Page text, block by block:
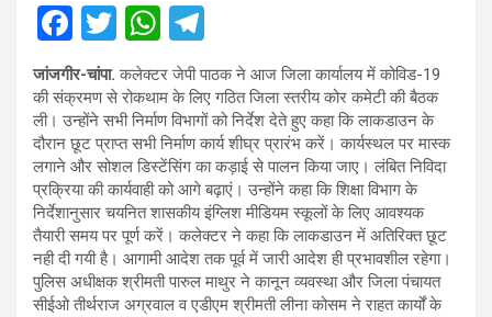
F
a
ce
b
o
o
k
T
wi
tt
er
W
h
at
s
A
p
p
el
e
gr
a
m
जांजगीर-चांपा. कलेक्टर जेपी पाठक ने आज जिला कार्यालय में कोविड-19
की संक्रमण से रोकथाम के लिए गठित जिला स्तरीय कोर कमेटी की बैठक
ली। उन्होंने सभी निर्माण विभागों को निर्देश देते हुए कहा कि लाकडाउन के
दौरान छूट प्राप्त सभी निर्माण कार्य शीघ्र प्रारंभ करें। कार्यस्थल पर मास्क
लगाने और सोशल डिस्टेंसिंग का कड़ाई से पालन किया जाए। लंबित निविदा
प्रक्रिया की कार्यवाही को आगे बढ़ाएं। उन्होंने कहा कि शिक्षा विभाग के
निर्देशानुसार चयनित शासकीय इंग्लिश मीडियम स्कूलों के लिए आवश्यक
तैयारी समय पर पूर्ण करें। कलेक्टर ने कहा कि लाकडाउन में अतिरिक्त छूट
नही दी गयी है। आगामी आदेश तक पूर्व में जारी आदेश ही प्रभावशील रहेगा।
पुलिस अधीक्षक श्रीमती पारुल माथुर ने कानून व्यवस्था और जिला पंचायत
सीईओ तीर्थराज अग्रवाल व एडीएम श्रीमती लीना कोसम ने राहत कार्यों के